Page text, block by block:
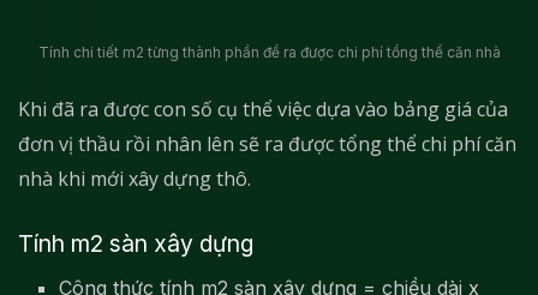
Tính chi tiết m2 từng thành phần để ra được chi phí tổng thể căn nhà
Khi đã ra được con số cụ thể việc dựa vào bảng giá của
đơn vị thầu rồi nhân lên sẽ ra được tổng thể chi phí căn
nhà khi mới xây dựng thô.
Tính m2 sàn xây dựng
Công thức tính m2 sàn xây dựng = chiều dài x